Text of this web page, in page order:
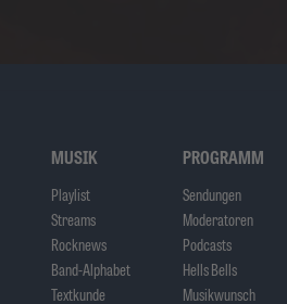
MUSIK
Playlist
Streams
Rocknews
Band-Alphabet
Textkunde
PROGRAMM
Sendungen
Moderatoren
Podcasts
Hells Bells
Musikwunsch